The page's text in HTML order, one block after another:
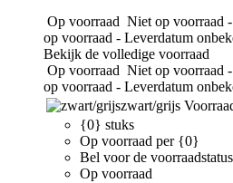
Op voorraad Niet op voorraad
op voorraad - Leverdatum
Bekijk de volledige voorraad
Op voorraad Niet op voorraad
op voorraad - Leverdatum
zwart/grijs
{0} stuks
Op voorraad per {0}
Bel voor de voorraadstatus
Op voorraad